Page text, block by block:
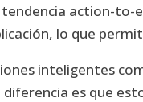
action-to-
lo que
inteligentes
diferencia es que